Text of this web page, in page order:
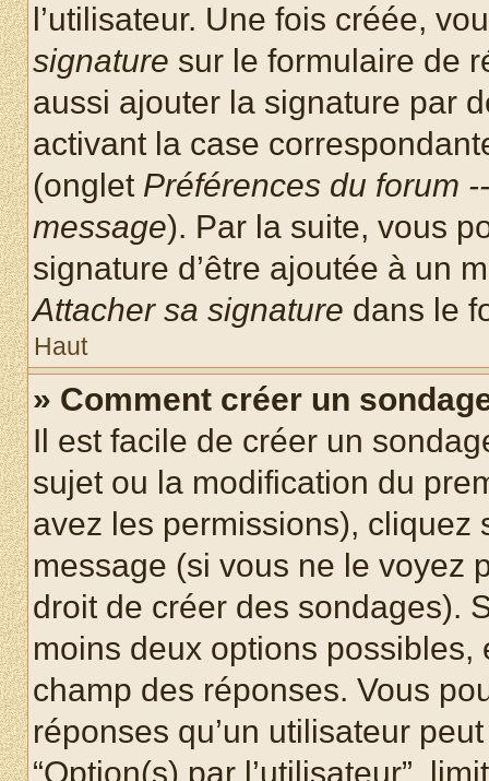
l’utilisateur. Une fois créée,
signature sur le formulaire de
aussi ajouter la signature par
activant la case
(onglet Préférences du forum
message). Par la suite, vous
signature d’être ajoutée à un
Attacher sa signature dans le
Haut
» Comment créer un
Il est facile de créer un
sujet ou la modification du
avez les permissions), cliquez
message (si vous ne le voyez
droit de créer des sondages).
moins deux options
champ des réponses. Vous
réponses qu’un utilisateur
“Option(s) par l’utilisateur”,